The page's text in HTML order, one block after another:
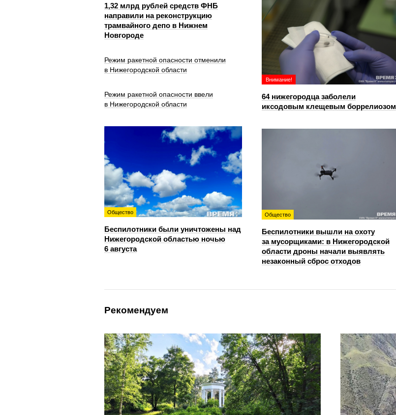
1,32 млрд рублей средств ФНБ
направили на реконструкцию
трамвайного депо в Нижнем
Новгороде
Внимание!
64 нижегородца заболели
иксодовым клещевым боррелиозом
Режим ракетной опасности отменили
в Нижегородской области
Режим ракетной опасности ввели
в Нижегородской области
Общество
Беспилотники были уничтожены над
Нижегородской областью ночью
6 августа
Общество
Беспилотники вышли на охоту
за мусорщиками: в Нижегородской
области дроны начали выявлять
незаконный сброс отходов
Рекомендуем